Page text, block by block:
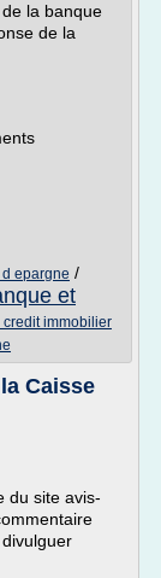
la banque
de la
epargne /
et
immobilier
Caisse
du site avis-